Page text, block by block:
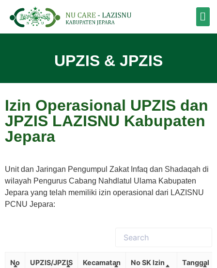
UPZIS & JPZIS
Izin Operasional UPZIS dan
JPZIS LAZISNU Kabupaten
Jepara
Unit dan Jaringan Pengumpul Zakat Infaq dan Shadaqah di
wilayah Pengurus Cabang Nahdlatul Ulama Kabupaten
Jepara yang telah memiliki izin operasional dari LAZISNU
PCNU Jepara:
No UPZIS/JPZIS Kecamatan
No SK Izin
Tanggal